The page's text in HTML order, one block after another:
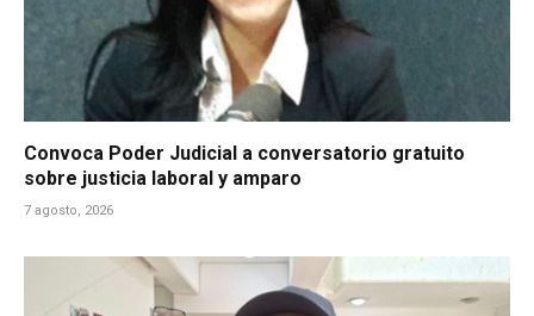
Convoca Poder Judicial a conversatorio gratuito
sobre justicia laboral y amparo
7 agosto, 2026